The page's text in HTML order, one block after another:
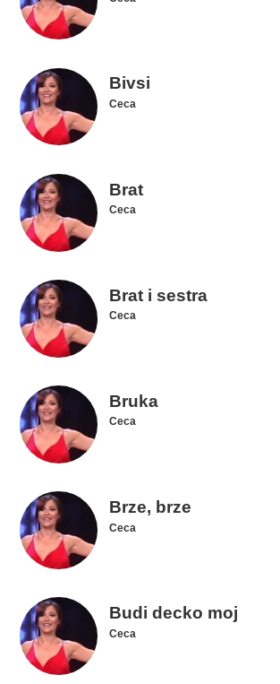
Bivsi
Ceca
Brat
Ceca
Brat i sestra
Ceca
Bruka
Ceca
Brze, brze
Ceca
Budi decko moj
Ceca